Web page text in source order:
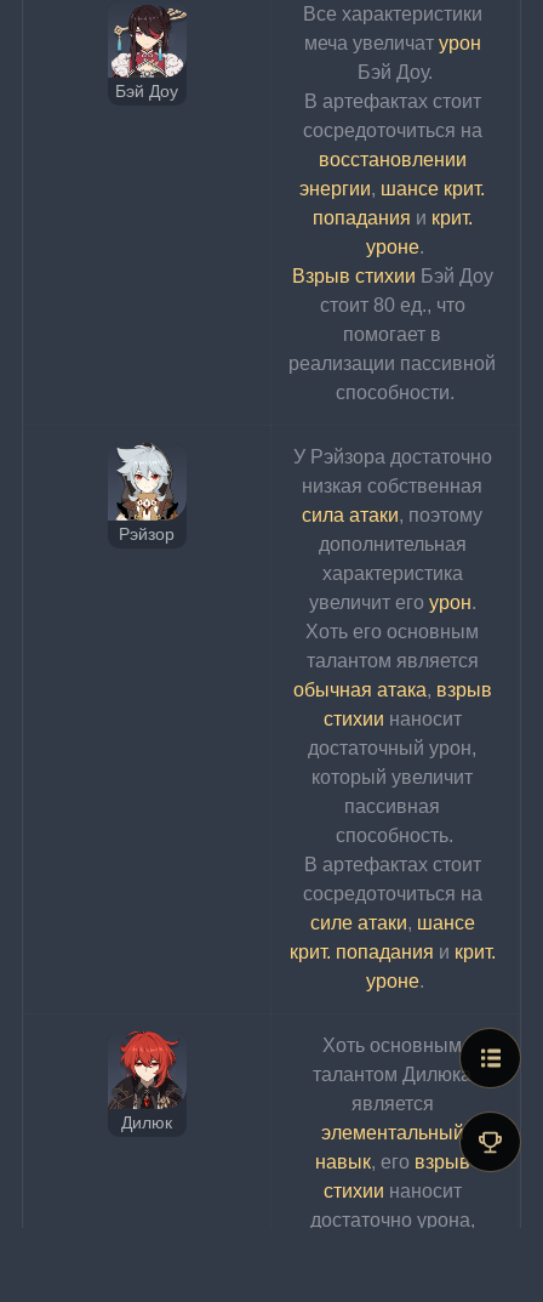
Бэй Доу
Все характеристики
меча увеличат урон
Бэй Доу.
В артефактах стоит
сосредоточиться на
восстановлении
энергии, шансе крит.
попадания и крит.
уроне.
Взрыв стихии Бэй Доу
стоит 80 ед., что
помогает в
реализации пассивной
способности.
Рэйзор
У Рэйзора достаточно
низкая собственная
сила атаки, поэтому
дополнительная
характеристика
увеличит его урон.
Хоть его основным
талантом является
обычная атака, взрыв
стихии наносит
достаточный урон,
который увеличит
пассивная
способность.
В артефактах стоит
сосредоточиться на
силе атаки, шансе
крит. попадания и крит.
уроне.
Дилюк
Хоть основным
талантом Дилюка
является
элементальный
навык, его взрыв
стихии наносит
достаточно урона,